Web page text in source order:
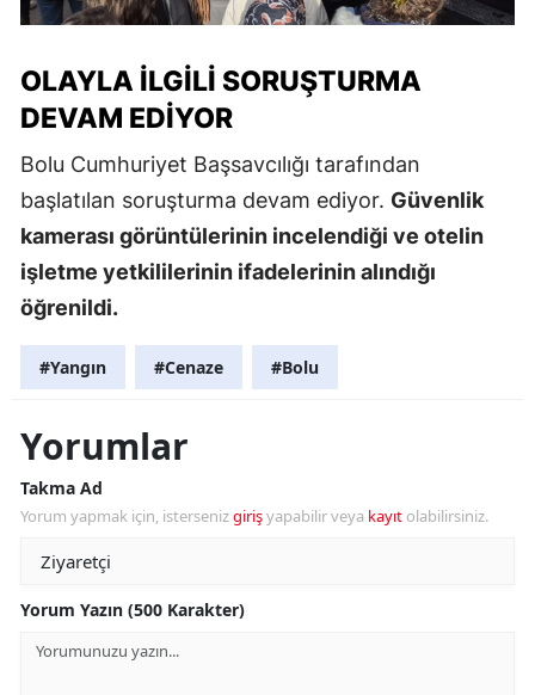
OLAYLA İLGILI SORUŞTURMA
DEVAM EDIYOR
Bolu Cumhuriyet Başsavcılığı tarafından
başlatılan soruşturma devam ediyor. Güvenlik
kamerası görüntülerinin incelendiği ve otelin
işletme yetkililerinin ifadelerinin alındığı
öğrenildi.
#Yangın #Cenaze #Bolu
Yorumlar
Takma Ad
Yorum yapmak için, istersenizgirişyapabilir veya kayıt olabilirsiniz.
Yorum Yazın (500 Karakter)